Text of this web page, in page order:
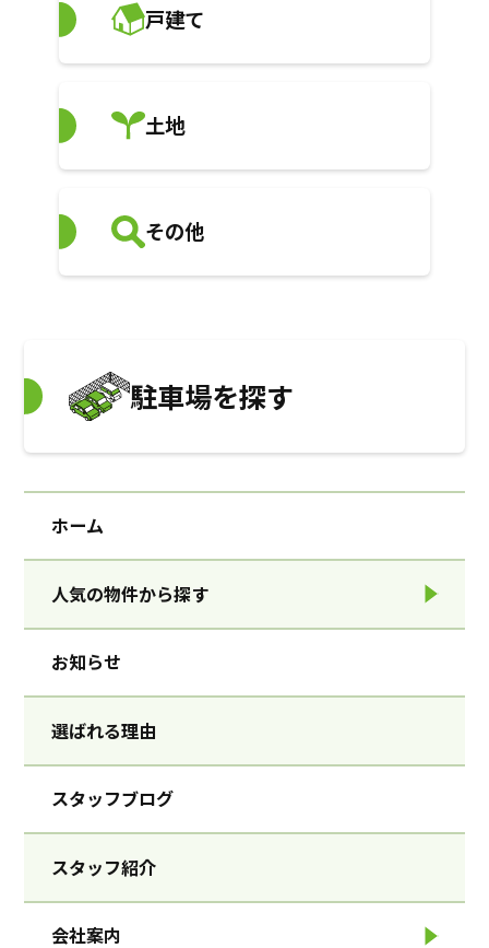
戸建て
土地
その他
駐車場を探す
ホーム
人気の物件から探す
お知らせ
選ばれる理由
スタッフブログ
スタッフ紹介
会社案内